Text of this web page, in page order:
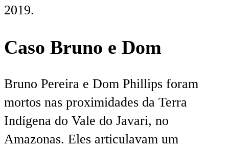
2019.
Caso Bruno e Dom
Bruno Pereira e Dom Phillips foram
mortos nas proximidades da Terra
Indígena do Vale do Javari, no
Amazonas. Eles articulavam um